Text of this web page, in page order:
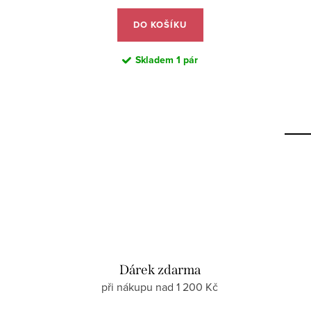
DO KOŠÍKU
Skladem 1 pár
Dárek zdarma
při nákupu nad 1 200 Kč